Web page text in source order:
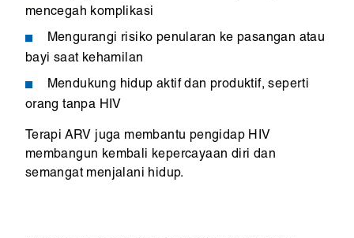
mencegah komplikasi
Mengurangi risiko penularan ke pasangan atau
bayi saat kehamilan
Mendukung hidup aktif dan produktif, seperti
orang tanpa HIV
Terapi ARV juga membantu pengidap HIV
membangun kembali kepercayaan diri dan
semangat menjalani hidup.